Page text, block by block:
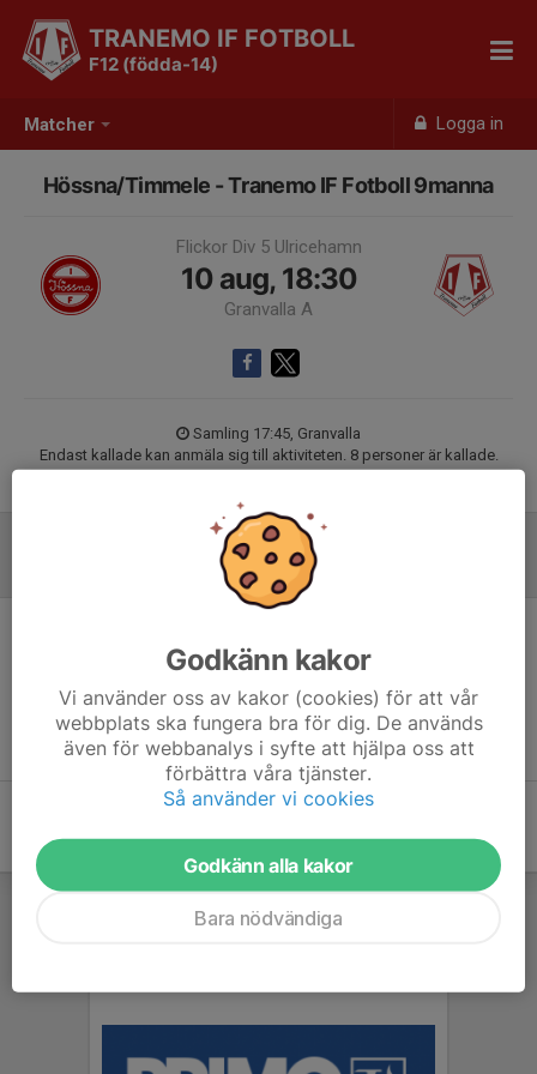
Matcher Logga in
TRANEMO IF FOTBOLL
F12 (födda-14)
Hössna/Timmele - Tranemo IF Fotboll 9manna
Flickor Div 5 Ulricehamn
10 aug, 18:30
Granvalla A
Samling 17:45, Granvalla
Endast kallade kan anmäla sig till aktiviteten. 8 personer är kallade.
Inget skrivet
Godkänn kakor
Vi använder oss av kakor (cookies) för att vår
webbplats ska fungera bra för dig. De används
även för webbanalys i syfte att hjälpa oss att
förbättra våra tjänster.
Så använder vi cookies
Godkänn alla kakor
Bara nödvändiga